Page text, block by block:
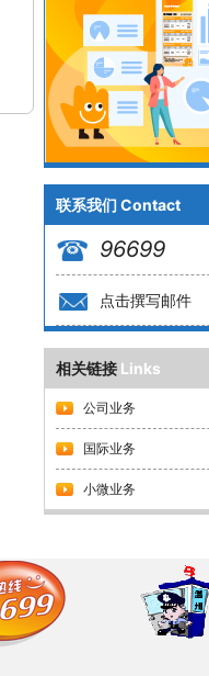
联系我们Contact
96699
点击撰写邮件
相关链接 Links
公司业务
国际业务
小微业务